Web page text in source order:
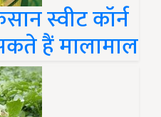
स्वीट कॉर्न
हैं मालामाल